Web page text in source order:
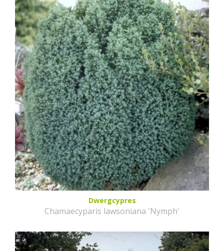
Dwergcypres
Chamaecyparis lawsoniana 'Nymph'